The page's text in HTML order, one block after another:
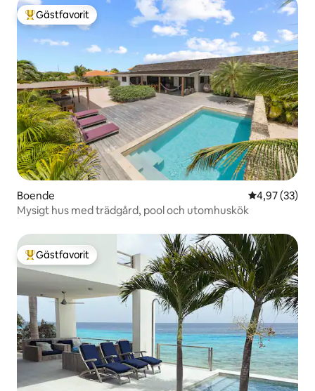
Populär gästfavorit
Gästfavorit
Boende 4,97 av 5 i
4,97 (33)
Mysigt hus med trädgård, pool och utomhuskök
Populär gästfavorit
Gästfavorit